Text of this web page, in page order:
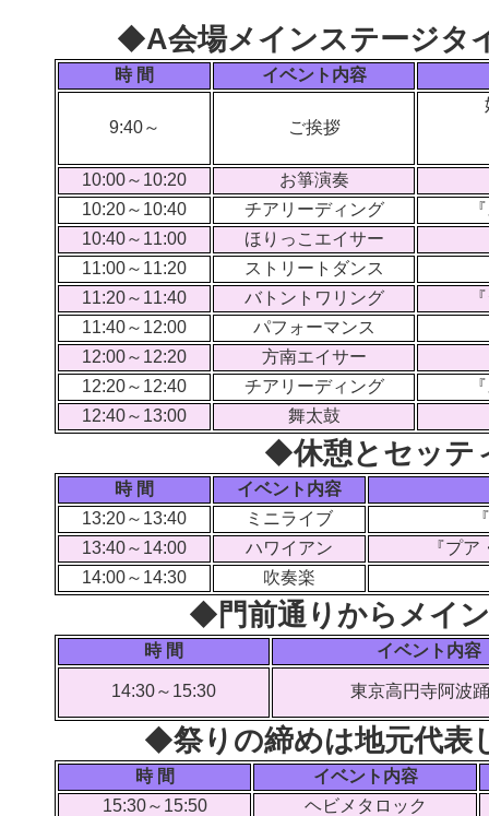
◆A会場メインステージタ
時 間 イベント内容
9:40～ ご挨拶
10:00～10:20
お箏演奏
10:20～10:40
チアリーディング
10:40～11:00
ほりっこエイサー
11:00～11:20
ストリートダンス
11:20～11:40
バトントワリング
11:40～12:00
パフォーマンス
12:00～12:20
方南エイサー
12:20～12:40
チアリーディング
12:40～13:00
舞太鼓
◆休憩とセッテ
時 間
イベント内容
13:20～13:40
ミニライブ
13:40～14:00
ハワイアン
『プ
14:00～14:30
吹奏楽
◆門前通りからメイ
時 間 イベント内容
14:30～15:30 東京高円寺阿波
◆祭りの締めは地元代表
時 間
イベント内容
15:30～15:50
ヘビメタロック